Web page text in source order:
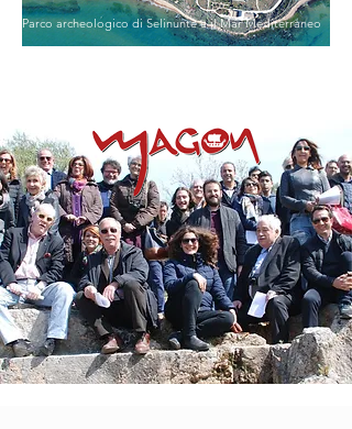
Parco archeologico di Selinunte e il Mar Mediterraneo